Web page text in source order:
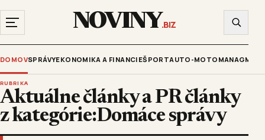
NOVINY.BIZ
DOMOVSPRÁVYEKONOMIKA A FINANCIEŠPORTAUTO-MOTO
RUBRIKA
Aktuálne články a PR články
z kategórie:Domáce správy